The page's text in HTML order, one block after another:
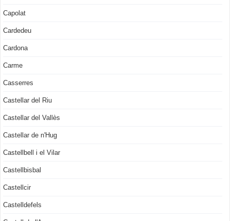
Capolat
Cardedeu
Cardona
Carme
Casserres
Castellar del Riu
Castellar del Vallès
Castellar de n'Hug
Castellbell i el Vilar
Castellbisbal
Castellcir
Castelldefels